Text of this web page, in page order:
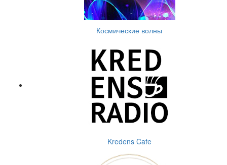
Космические волны
Kredens Cafe